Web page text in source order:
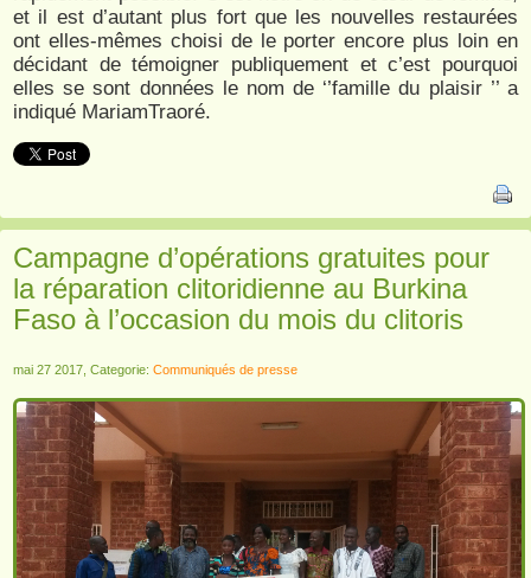
et il est d’autant plus fort que les nouvelles restaurées
ont elles-mêmes choisi de le porter encore plus loin en
décidant de témoigner publiquement et c’est pourquoi
elles se sont données le nom de ‘’famille du plaisir ’’ a
indiqué MariamTraoré.
Campagne d’opérations gratuites pour
la réparation clitoridienne au Burkina
Faso à l’occasion du mois du clitoris
mai 27 2017, Categorie: Communiqués de presse